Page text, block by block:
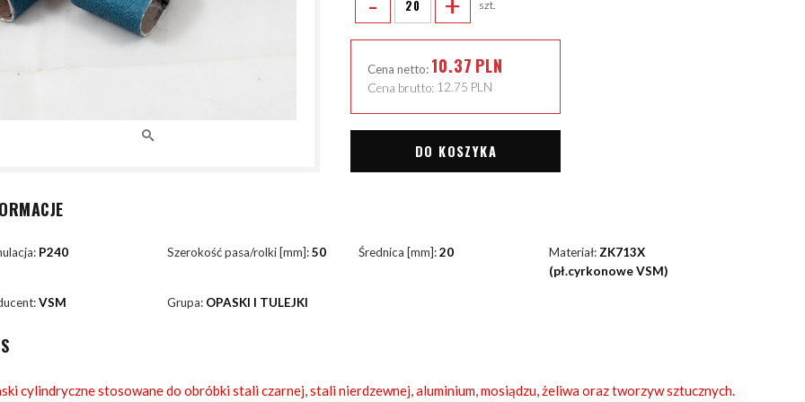
szt.
Cena netto: 10.37 PLN
Cena brutto: 12.75 PLN
DO KOSZYKA
P240 Szerokość pasa/rolki [mm]:50 Średnica [mm]:20 Materiał:ZK713X
(pł.cyrkonowe VSM)
VSM Grupa: OPASKI I TULEJKI
cylindryczne stosowane do obróbki stali czarnej, stali nierdzewnej, aluminium, mosiądzu, żeliwa oraz tworzyw sztucznych.